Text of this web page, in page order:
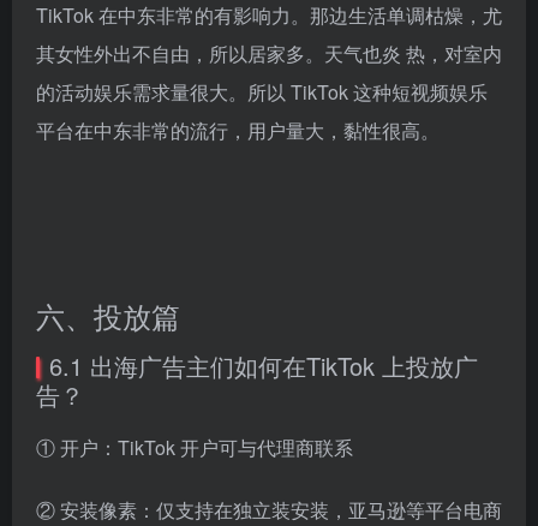
TikTok 在中东非常的有影响力。那边生活单调枯燥，尤
其女性外出不自由，所以居家多。天气也炎 热，对室内
的活动娱乐需求量很大。所以 TikTok 这种短视频娱乐
平台在中东非常的流行，用户量大，黏性很高。
六、投放篇
6.1 出海广告主们如何在TikTok 上投放广
告？
① 开户：TikTok 开户可与代理商联系
② 安装像素：仅支持在独立装安装，亚马逊等平台电商